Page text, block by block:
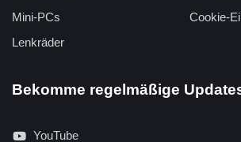
Mini-PCs
Lenkräder
Cookie-
Bekomme regelmäßige
YouTube